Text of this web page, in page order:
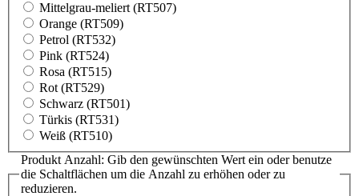
Mittelgrau-meliert (RT507)
Orange (RT509)
Petrol (RT532)
Pink (RT524)
Rosa (RT515)
Rot (RT529)
Schwarz (RT501)
Türkis (RT531)
Weiß (RT510)
Produkt Anzahl: Gib den gewünschten Wert ein oder benutze
die Schaltflächen um die Anzahl zu erhöhen oder zu
reduzieren.